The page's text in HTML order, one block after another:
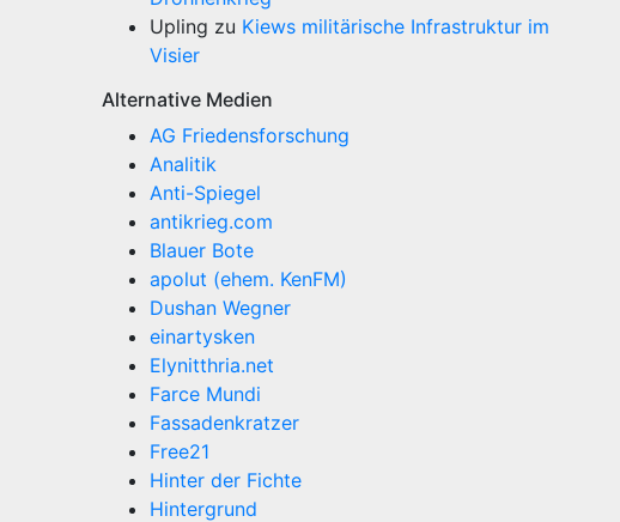
Upling zu Kiews militärische Infrastruktur im
Visier
Alternative Medien
AG Friedensforschung
Analitik
Anti-Spiegel
antikrieg.com
Blauer Bote
apolut (ehem. KenFM)
Dushan Wegner
einartysken
Elynitthria.net
Farce Mundi
Fassadenkratzer
Free21
Hinter der Fichte
Hintergrund